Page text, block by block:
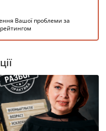
Вашої проблеми за